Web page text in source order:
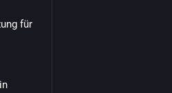
für